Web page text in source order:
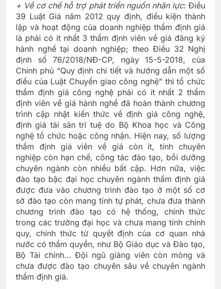
+ Về cơ chế hỗ trợ phát triển nguồn nhân lực: Điều
39 Luật Giá năm 2012 quy định, điều kiện thành
lập và hoạt động của doanh nghiệp thẩm định giá
là phải có ít nhất 3 thẩm định viên về giá đăng ký
hành nghề tại doanh nghiệp; theo Điều 32 Nghị
định số 76/2018/NĐ-CP, ngày 15-5-2018, của
Chính phủ “Quy định chi tiết và hướng dẫn một số
điều của Luật Chuyển giao công nghệ” thì tổ chức
thẩm định giá công nghệ phải có ít nhất 2 thẩm
định viên về giá hành nghề đã hoàn thành chương
trình cập nhật kiến thức về định giá công nghệ,
định giá tài sản trí tuệ do Bộ Khoa học và Công
nghệ tổ chức hoặc công nhận. Hiện nay, số lượng
thẩm định giá viên về giá còn ít, tính chuyên
nghiệp còn hạn chế, công tác đào tạo, bồi dưỡng
chuyên ngành còn nhiều bất cập. Hơn nữa, việc
đào tạo bậc đại học chuyên ngành thẩm định giá
được đưa vào chương trình đào tạo ở một số cơ
sở đào tạo còn mang tính tự phát, chưa đưa thành
chương trình đào tạo có hệ thống, chính thức
trong các trường đại học và chưa mang tính chính
quy, chính thức từ quyết định của cơ quan nhà
nước có thẩm quyền, như Bộ Giáo dục và Đào tạo,
Bộ Tài chính… Đội ngũ giảng viên còn mỏng và
chưa được đào tạo chuyên sâu về chuyên ngành
thẩm định giá.